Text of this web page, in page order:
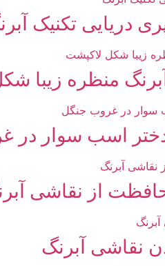
دریایی تکنیک
منظره زیبا
اسب سوار در
از نقاشی
نقاشی آبرنگ